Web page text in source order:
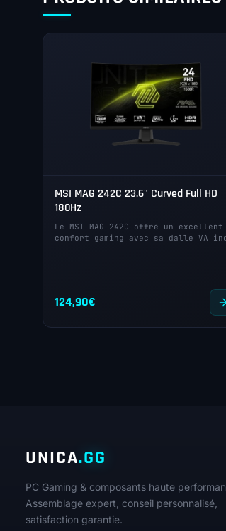
MSI MAG 242C 23.6" Curved Full HD
180Hz
Le MSI MAG 242C offre un excellent
confort gaming avec sa dalle VA
124,90€
UNICA.GG
PC Gaming & composants haute
Assemblage expert, conseil personnalisé,
satisfaction garantie.